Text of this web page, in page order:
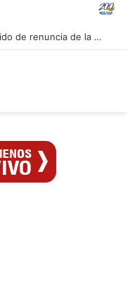
Venezuela y la firma global Miyamoto International evalúan proyectos para reforzar la resiliencia sísmica nacional